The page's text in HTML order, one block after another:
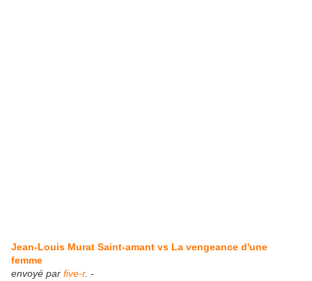
Jean-Louis Murat Saint-amant vs La vengeance d'une
femme
envoyé par five-r. -